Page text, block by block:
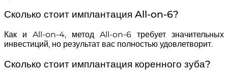
Сколько стоит имплантация All-on-6?
Как и All-on-4, метод All-on-6 требует значительных
инвестиций, но результат вас полностью удовлетворит.
Сколько стоит имплантация коренного зуба?